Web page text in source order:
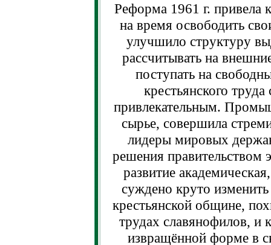
Реформа 1961 г. привела
на время освободить
улучшило структуру
рассчитывать на
поступать на
крестьянского
привлекательным.
сырье, совершила
лидеры мировых
решения правительством
развитие
суждено круто
крестьянской общине,
трудах славянофилов, и
извращённой форме в